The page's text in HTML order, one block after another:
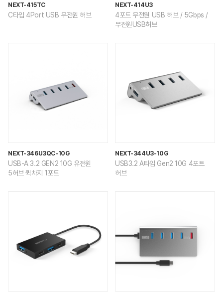
NEXT-415TC
C타입 4Port USB 무전원 허브
NEXT-414U3
4포트 무전원 USB 허브 / 5Gbps /
무전원USB허브
NEXT-346U3QC-10G
USB-A 3.2 GEN2 10G 유전원
5허브 퀵차지 1포트
NEXT-344U3-10G
USB3.2 A타입 Gen2 10G 4포트
허브